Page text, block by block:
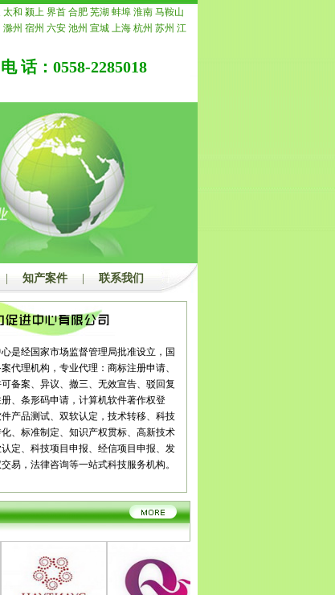
太和 颍上 界首 合肥 芜湖 蚌埠 淮南 马鞍山
滁州 宿州 六安 池州 宣城 上海 杭州 苏州 江
安徽 浙江 宁波 温州 嘉兴 湖州 绍兴 金华
福州 厦门
上饶 广东 韶关
肇庆 惠州 梅州 汕尾 河源 阳江
南宁 柳州 桂林 梧州 北海 防城港
来宾 海口 三亚 三沙
襄阳 鄂州 荆州 黄冈 咸宁
邵阳 岳阳 常德 张家界 益阳
洛阳 平顶山 鹤壁 新乡
周口 驻马店 内蒙 呼和浩特
呼伦贝尔 乌兰察布
张家口 承德 廊坊 衡水
朔州 晋中 运城 忻州 临汾 吕梁 辽宁 沈阳 大
东 锦州 营口 阜新 辽阳 盘锦 铁岭 朝阳 葫芦
平 辽源 通化 白山 松原 白城
双鸭山 大庆 伊春 佳木斯
攀枝花 泸州 德阳 绵阳 广元 遂宁 内江
乐山
达州 雅安 巴中 资阳 西藏 拉萨 日喀则 昌都
曲靖 玉溪 保山 昭通 丽江 普洱 临沧 贵州
毕节 铜仁 陕西 西安 铜川 宝鸡 咸阳 渭南
洛 甘肃 兰州 嘉峪关 金昌 白银 天水 武威
西 陇南 宁夏 银川 石嘴山 吴忠 固原 中卫
鲁木齐 克拉玛依 吐鲁番 哈密
电 话：0558-2285018
知产案件 联系我们
是经国家市场监督管理局批准设立，国
代理机构，专业代理：商标注册申请、
备案、异议、撤三、无效宣告、驳回复
、条形码申请，计算机软件著作权登
产品测试、双软认定，技术转移、科技
、标准制定、知识产权贯标、高新技术
定、科技项目申报、经信项目申报、发
易，法律咨询等一站式科技服务机构。